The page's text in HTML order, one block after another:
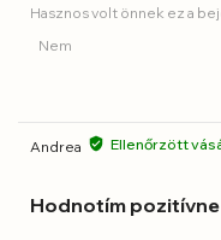
Hasznos volt önnek ez a
Nem
Andrea Ellenőrzött
Hodnotím pozitívne